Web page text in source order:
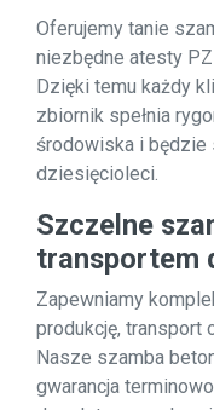
Oferujemy tanie
niezbędne atesty
Dzięki temu każdy
zbiornik spełnia
środowiska i będzie
dziesięcioleci.
Szczelne
transportem
Zapewniamy
produkcję, transport
Nasze szamba
gwarancja